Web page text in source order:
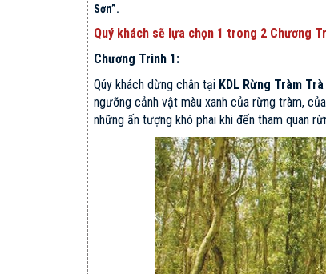
Sơn”.
Quý khách sẽ lựa chọn 1 trong 2 Chương
Chương Trình 1:
Qúy khách dừng chân tại KDL Rừng Tràm
ngưỡng cảnh vật màu xanh của rừng tràm,
những ấn tượng khó phai khi đến tham quan